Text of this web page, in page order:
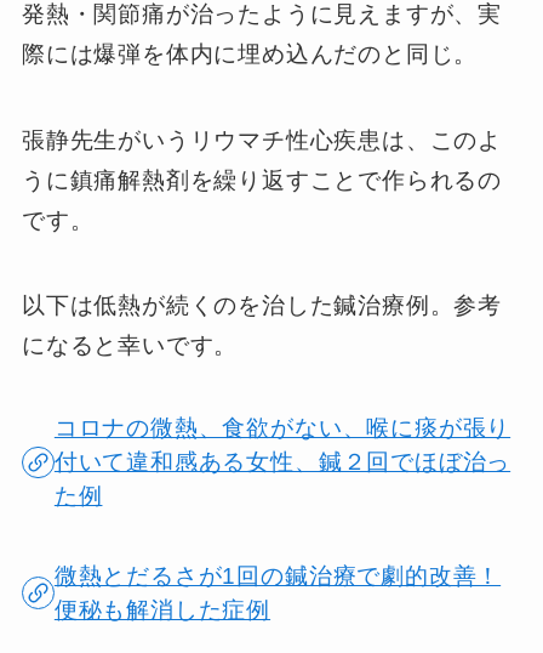
発熱・関節痛が治ったように見えますが、実
際には爆弾を体内に埋め込んだのと同じ。
張静先生がいうリウマチ性心疾患は、このよ
うに鎮痛解熱剤を繰り返すことで作られるの
です。
以下は低熱が続くのを治した鍼治療例。参考
になると幸いです。
コロナの微熱、食欲がない、喉に痰が張り
付いて違和感ある女性、鍼２回でほぼ治っ
た例
微熱とだるさが1回の鍼治療で劇的改善！
便秘も解消した症例